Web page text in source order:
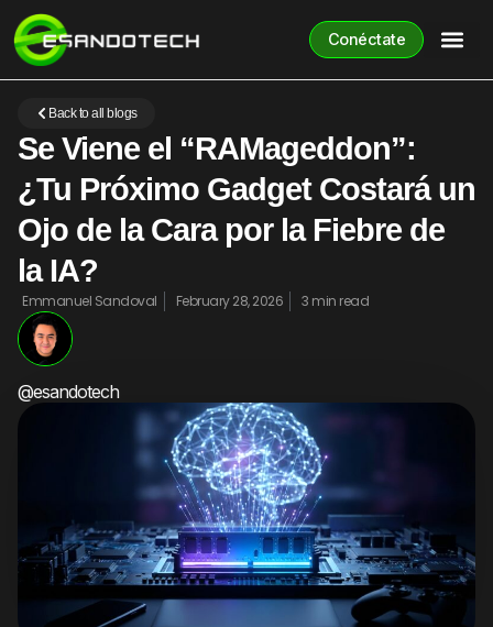
Conéctate
Back to all blogs
Se Viene el “RAMageddon”:
¿Tu Próximo Gadget Costará un
Ojo de la Cara por la Fiebre de
la IA?
Emmanuel Sandoval February 28, 2026 3 min read
@esandotech